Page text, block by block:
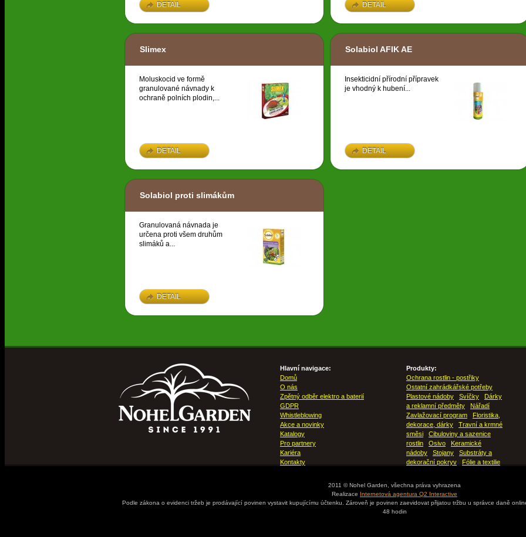
DETAIL DETAIL
Slimex
Moluskocid ve formě
granulované návnady k
ochraně polních plodin,...
DETAIL
Solabiol AFIK AE
Insekticidní přírodní přípravek
je vhodný k hubení...
DETAIL
Solabiol proti slimákům
Granulovaná návnada je
určena proti všem druhům
slimáků a...
DETAIL
Hlavní navigace:
Domů
O nás
Zpětný odběr elektro a baterií
GDPR
Whistleblowing
Akce a novinky
Katalogy
Pro partnery
Kariéra
Kontakty
Produkty:
Ochrana rostlin - postřiky
Ostatní zahrádkářské potřeby
Plastové nádoby
Svíčky
Dárky
a reklamní předměty
Nářadí
Zavlažovací program
Floristika,
dekorace, dárky
Travní a krmné
směsi
Cibuloviny a sazenice
rostlin
Osivo
Keramické
nádoby
Stojany
Substráty a
dekorační pokryv
Fólie a textilie
2011 © Nohel Garden, všechna práva vyhrazena
Realizace Internetová agentura Q2 Interactive
Podle zákona o evidenci tržeb je prodávající povinen vystavit kupujícímu účtenku. Zároveň je povinen zaevidovat přijatou tržbu u správce daně
48 hodin